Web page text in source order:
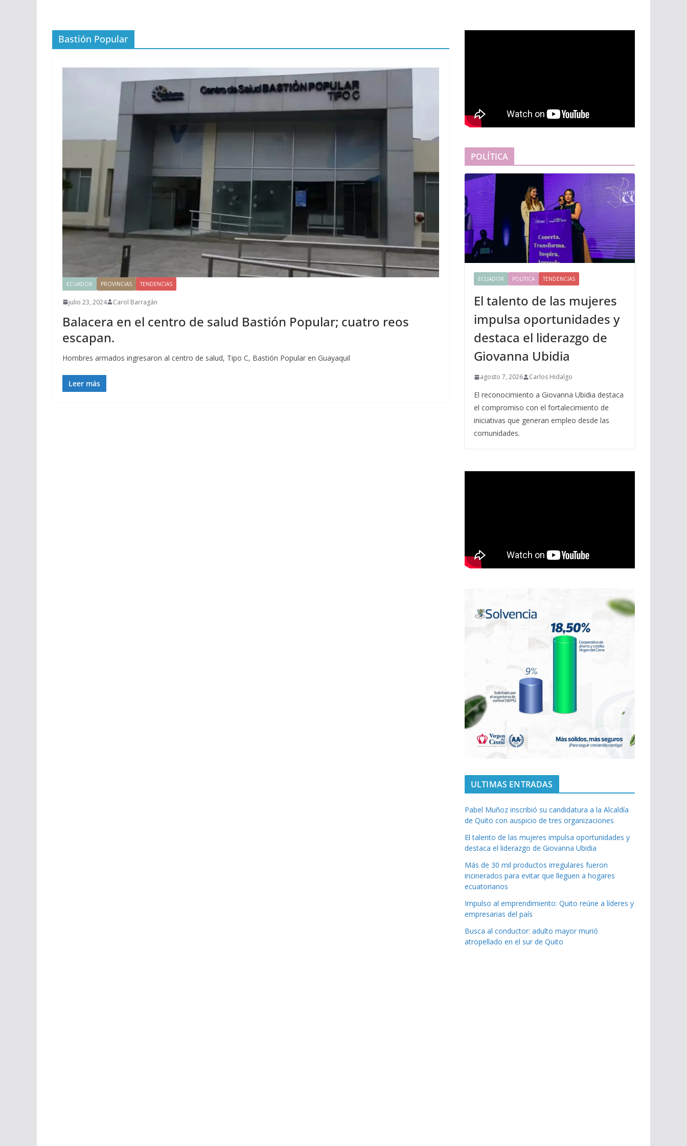
Bastión Popular
ECUADOR PROVINCIAS TENDENCIAS
julio 23, 2024 Carol Barragán
Balacera en el centro de salud Bastión Popular; cuatro reos
escapan.
Hombres armados ingresaron al centro de salud, Tipo C, Bastión Popular en Guayaquil
Leer más
POLÍTICA
ECUADOR POLITICA TENDENCIAS
El talento de las mujeres
impulsa oportunidades y
destaca el liderazgo de
Giovanna Ubidia
agosto 7, 2026 Carlos Hidalgo
El reconocimiento a Giovanna Ubidia destaca
el compromiso con el fortalecimiento de
iniciativas que generan empleo desde las
comunidades.
ULTIMAS ENTRADAS
Pabel Muñoz inscribió su candidatura a la Alcaldía
de Quito con auspicio de tres organizaciones
El talento de las mujeres impulsa oportunidades y
destaca el liderazgo de Giovanna Ubidia
Más de 30 mil productos irregulares fueron
incinerados para evitar que lleguen a hogares
ecuatorianos
Impulso al emprendimiento: Quito reúne a líderes y
empresarias del país
Busca al conductor: adulto mayor murió
atropellado en el sur de Quito